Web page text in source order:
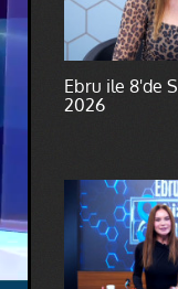
Ebru ile 8'de
2026